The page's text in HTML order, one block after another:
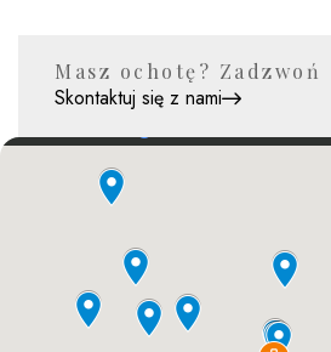
Masz ochotę? Zadzwoń
Skontaktuj się z nami